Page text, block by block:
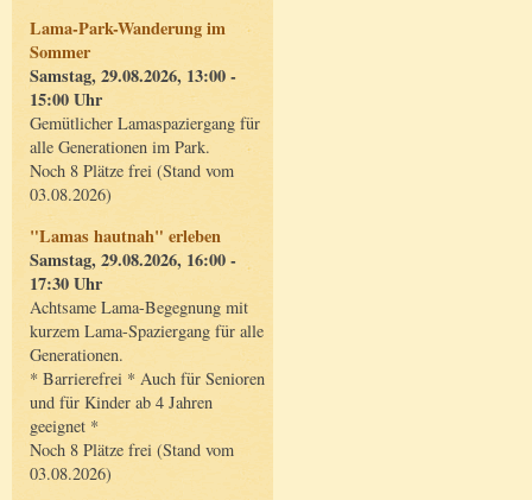
Lama-Park-Wanderung im
Sommer
Samstag, 29.08.2026, 13:00 -
15:00 Uhr
Gemütlicher Lamaspaziergang für
alle Generationen im Park.
Noch 8 Plätze frei (Stand vom
03.08.2026)
"Lamas hautnah" erleben
Samstag, 29.08.2026, 16:00 -
17:30 Uhr
Achtsame Lama-Begegnung mit
kurzem Lama-Spaziergang für alle
Generationen.
* Barrierefrei * Auch für Senioren
und für Kinder ab 4 Jahren
geeignet *
Noch 8 Plätze frei (Stand vom
03.08.2026)